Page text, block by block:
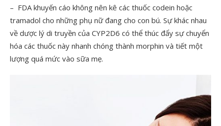
– FDA khuyến cáo không nên kê các thuốc codein hoặc
tramadol cho những phụ nữ đang cho con bú. Sự khác nhau
về dược lý di truyền của CYP2D6 có thể thúc đẩy sự chuyển
hóa các thuốc này nhanh chóng thành morphin và tiết một
lượng quá mức vào sữa mẹ.